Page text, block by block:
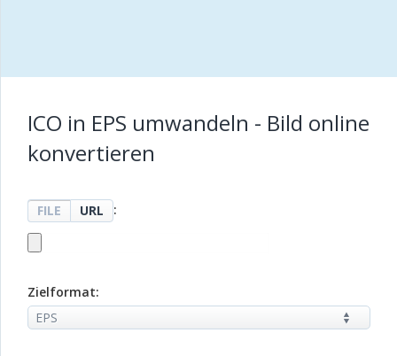
ICO in EPS umwandeln - Bild online
konvertieren
FILE URL :
Zielformat: